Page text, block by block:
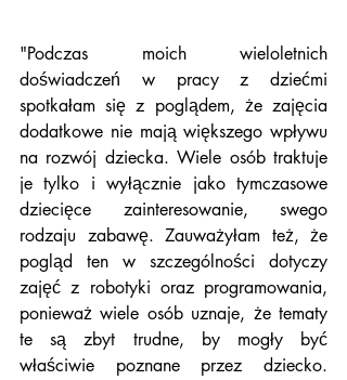
"Podczas moich wieloletnich
doświadczeń w pracy z dziećmi
spotkałam się z poglądem, że zajęcia
dodatkowe nie mają większego wpływu
na rozwój dziecka. Wiele osób traktuje
je tylko i wyłącznie jako tymczasowe
dziecięce zainteresowanie, swego
rodzaju zabawę. Zauważyłam też, że
pogląd ten w szczególności dotyczy
zajęć z robotyki oraz programowania,
ponieważ wiele osób uznaje, że tematy
te są zbyt trudne, by mogły być
właściwie poznane przez dziecko.